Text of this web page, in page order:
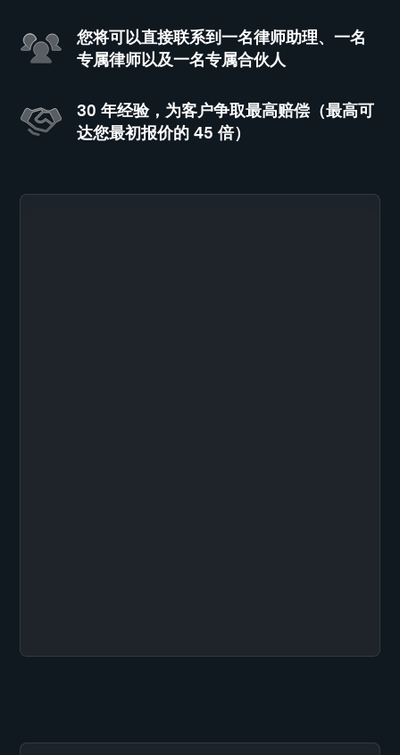
您将可以直接联系到一名律师助理、一名
专属律师以及一名专属合伙人
30 年经验，为客户争取最高赔偿（最高可
达您最初报价的 45 倍）